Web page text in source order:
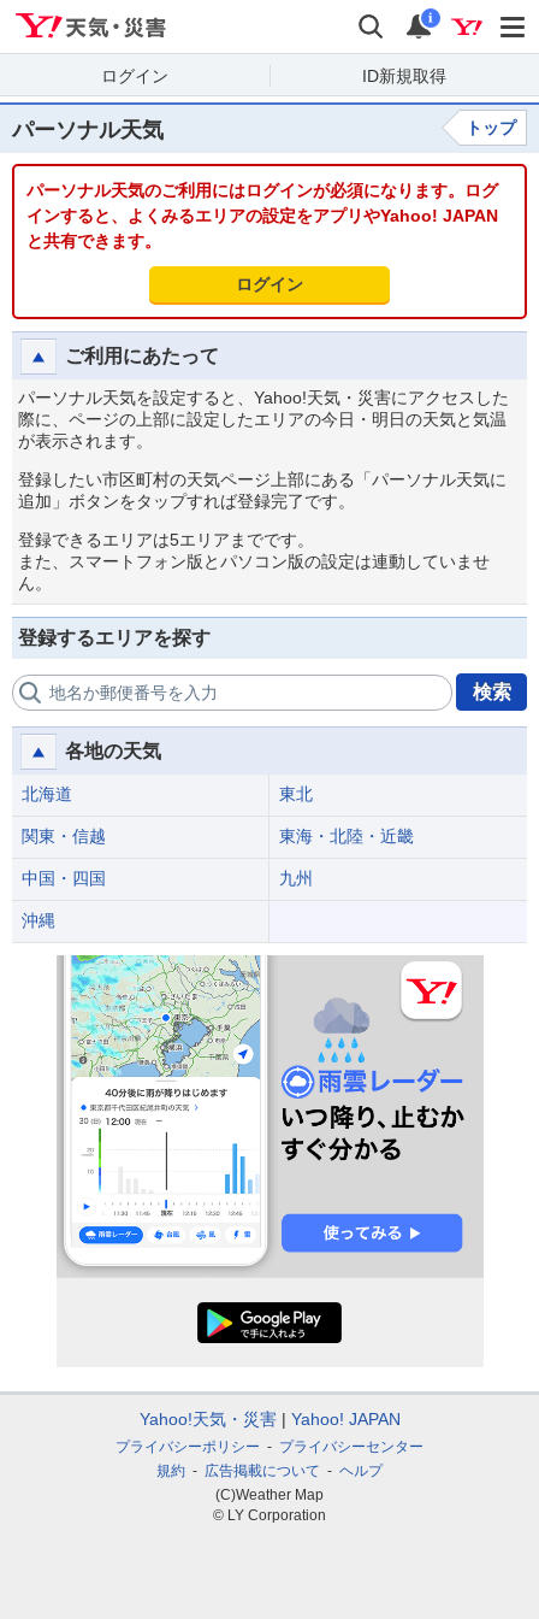
検索 通知
i
ログイン ID新規取得
パーソナル天気 トップ
パーソナル天気のご利用にはログインが必須になります。ログ
インすると、よくみるエリアの設定をアプリやYahoo! JAPAN
と共有できます。
ログイン
ご利用にあたって
パーソナル天気を設定すると、Yahoo!天気・災害にアクセスした
際に、ページの上部に設定したエリアの今日・明日の天気と気温
が表示されます。
登録したい市区町村の天気ページ上部にある「パーソナル天気に
追加」ボタンをタップすれば登録完了です。
登録できるエリアは5エリアまでです。
また、スマートフォン版とパソコン版の設定は連動していませ
ん。
登録するエリアを探す
地名か郵便番号を入力 検索
各地の天気
北海道 東北
関東・信越 東海・北陸・近畿
中国・四国 九州
沖縄
Yahoo!天気・災害 Yahoo! JAPAN
プライバシーポリシー
プライバシーセンター
規約
広告掲載について
ヘルプ
(C)Weather Map
© LY Corporation